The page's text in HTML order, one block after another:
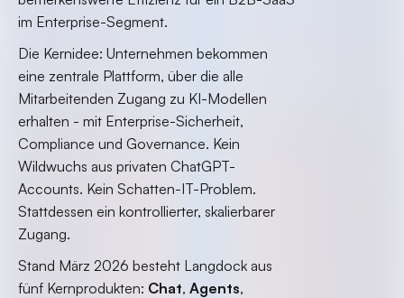
im Enterprise-Segment.
Die Kernidee: Unternehmen bekommen
eine zentrale Plattform, über die alle
Mitarbeitenden Zugang zu KI-Modellen
erhalten - mit Enterprise-Sicherheit,
Compliance und Governance. Kein
Wildwuchs aus privaten ChatGPT-
Accounts. Kein Schatten-IT-Problem.
Stattdessen ein kontrollierter, skalierbarer
Zugang.
Stand März 2026 besteht Langdock aus
fünf Kernprodukten: Chat, Agents,